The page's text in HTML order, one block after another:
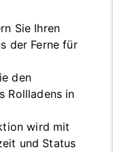
Sie Ihren
der Ferne für
den
Rollladens in
wird mit
und Status